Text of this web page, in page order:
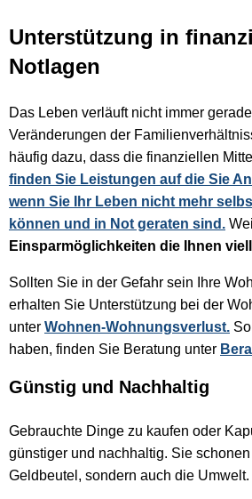
Unterstützung in
Notlagen
Das Leben verläuft nicht immer
Veränderungen der
häufig dazu, dass die finanziellen
finden Sie Leistungen auf die Sie
wenn Sie Ihr Leben nicht mehr
können und in Not geraten sind.
Einsparmöglichkeiten die Ihnen
Sollten Sie in der Gefahr sein Ihre
erhalten Sie Unterstützung bei der
unter Wohnen-Wohnungsverlust.
haben, finden Sie Beratung unter
Günstig und Nachhaltig
Gebrauchte Dinge zu kaufen oder
günstiger und nachhaltig. Sie
Geldbeutel, sondern auch die Umwelt.